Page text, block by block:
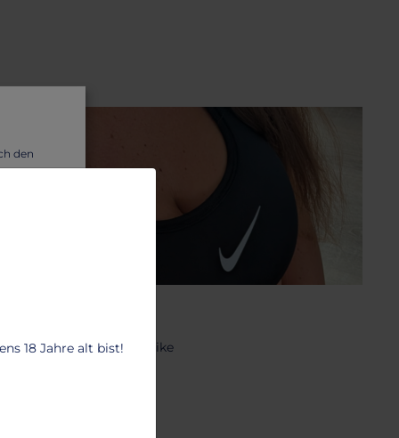
18 Jahre alt bist!
Sport-BH von Nike
den